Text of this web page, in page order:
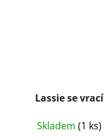
Lassie se vrací
Skladem (1 ks)